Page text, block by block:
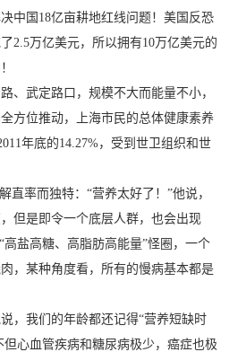
中国18亿亩耕地红线问题！美国反恐
2.5万亿美元，所以拥有10万亿美元的
、武定路口，规模不大而能量不小，
方位推动，上海市民的总体健康素养
年底的14.27%，受到世卫组织和世
直率而独特：“营养太好了！”他说，
但是即令一个底层人群，也会出现
高盐高糖、高脂肪高能量”怪圈，一个
，某种角度看，所有的慢病基本都是
，我们的年龄都还记得“营养短缺时
但心血管疾病和糖尿病极少，癌症也极